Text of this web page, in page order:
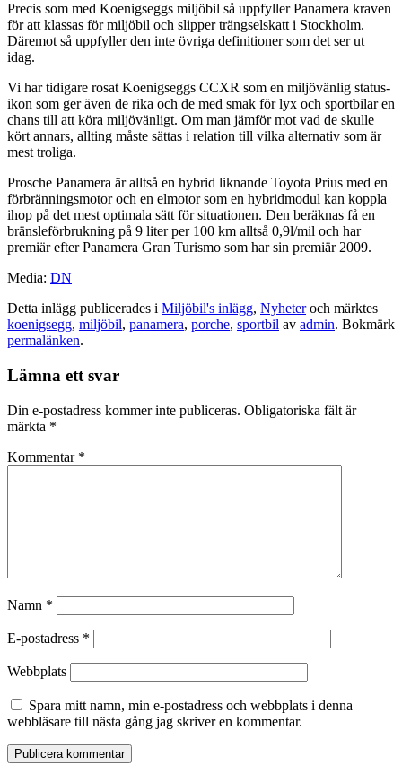
Precis som med Koenigseggs miljöbil så uppfyller Panamera kraven
för att klassas för miljöbil och slipper trängselskatt i Stockholm.
Däremot så uppfyller den inte övriga definitioner som det ser ut
idag.
Vi har tidigare rosat Koenigseggs CCXR som en miljövänlig status-
ikon som ger även de rika och de med smak för lyx och sportbilar en
chans till att köra miljövänligt. Om man jämför mot vad de skulle
kört annars, allting måste sättas i relation till vilka alternativ som är
mest troliga.
Prosche Panamera är alltså en hybrid liknande Toyota Prius med en
förbränningsmotor och en elmotor som en hybridmodul kan koppla
ihop på det mest optimala sätt för situationen. Den beräknas få en
bränsleförbrukning på 9 liter per 100 km alltså 0,9l/mil och har
premiär efter Panamera Gran Turismo som har sin premiär 2009.
Media: DN
Detta inlägg publicerades i Miljöbil's inlägg, Nyheteroch märktes
koenigsegg, miljöbil, panamera, porche, sportbil av admin. Bokmärk
permalänken.
Lämna ett svar
Din e-postadress kommer inte publiceras. Obligatoriska fält är
märkta *
Kommentar *
Namn *
E-postadress *
Webbplats
Spara mitt namn, min e-postadress och webbplats i denna
webbläsare till nästa gång jag skriver en kommentar.